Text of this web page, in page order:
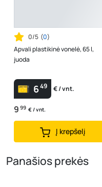
0/5 (0)
Apvali plastikinė vonelė, 65 l,
juoda
649 € / vnt.
9 99 € / vnt.
Į krepšelį
Panašios prekės